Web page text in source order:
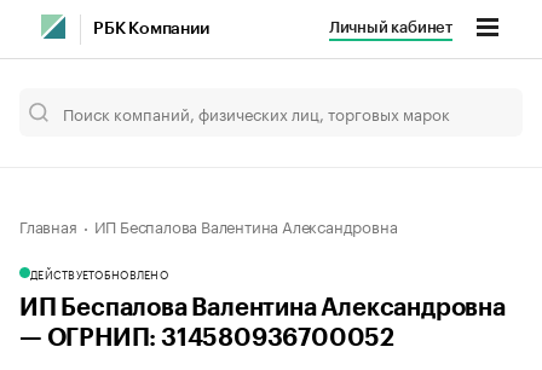
РБК Компании Личный кабинет
Главная ИП Беспалова Валентина Александровна
ДЕЙСТВУЕТОБНОВЛЕНО
ИП Беспалова Валентина Александровна
— ОГРНИП: 314580936700052